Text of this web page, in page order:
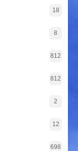
18
8
812
812
2
12
698